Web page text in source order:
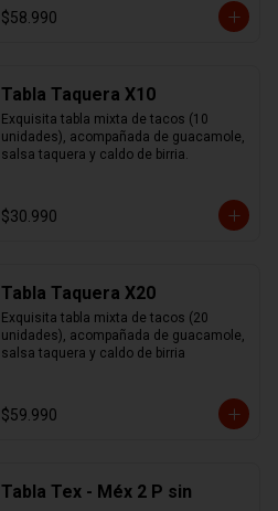
guacamole, sour cream, pico de gallo
$58.990
Tabla Taquera X10
Exquisita tabla mixta de tacos (10
unidades), acompañada de guacamole,
salsa taquera y caldo de birria.
$30.990
Tabla Taquera X20
Exquisita tabla mixta de tacos (20
unidades), acompañada de guacamole,
salsa taquera y caldo de birria
$59.990
Tabla Tex - Méx 2 P sin